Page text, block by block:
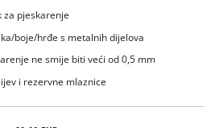
za pjeskarenje
boje/hrđe s metalnih dijelova
ne smije biti veći od 0,5 mm
i rezervne mlaznice